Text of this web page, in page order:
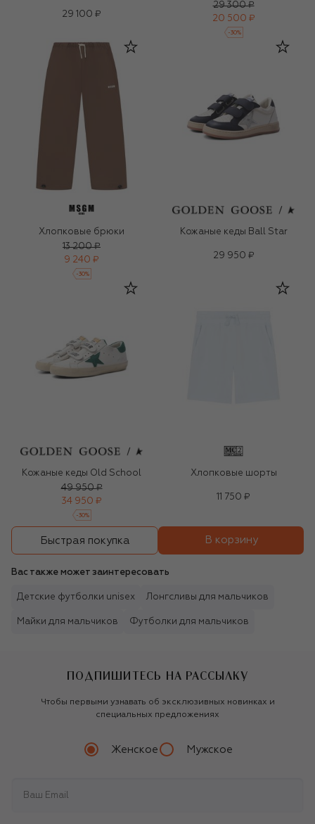
29 100 ₽
29 300 ₽
20 500 ₽
-30%
Хлопковые брюки
13 200 ₽
9 240 ₽
-30%
Кожаные кеды Ball Star
29 950 ₽
Кожаные кеды Old School
49 950 ₽
34 950 ₽
-30%
Хлопковые шорты
11 750 ₽
Быстрая покупка В корзину
Вас также может заинтересовать
Детские футболки unisex Лонгсливы для мальчиков
Майки для мальчиков Футболки для мальчиков
ПОДПИШИТЕСЬ НА РАССЫЛКУ
Чтобы первыми узнавать об эксклюзивных новинках и
специальных предложениях
Женское Мужское